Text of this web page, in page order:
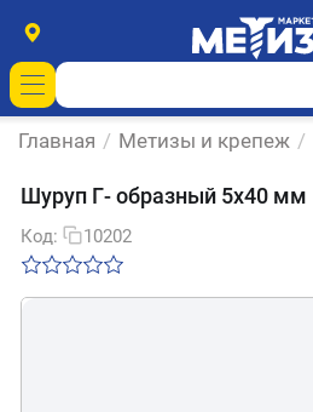
Главная / Метизы и крепеж /
Шуруп Г- образный 5х40 мм
Код: 10202